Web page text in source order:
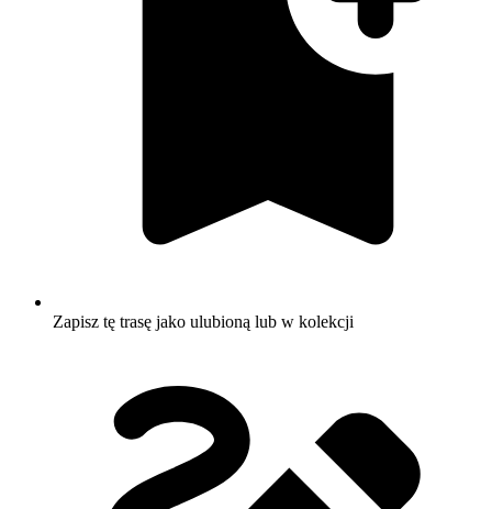
Zapisz tę trasę jako ulubioną lub w kolekcji